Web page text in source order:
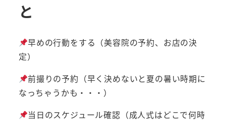
と
早めの行動をする（美容院の予約、お店の決
定）
前撮りの予約（早く決めないと夏の暑い時期に
なっちゃうかも・・・）
当日のスケジュール確認（成人式はどこで何時